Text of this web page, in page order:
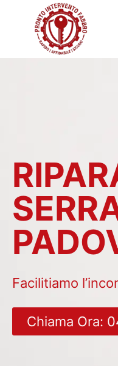
Facilitiamo
Chiama Ora: